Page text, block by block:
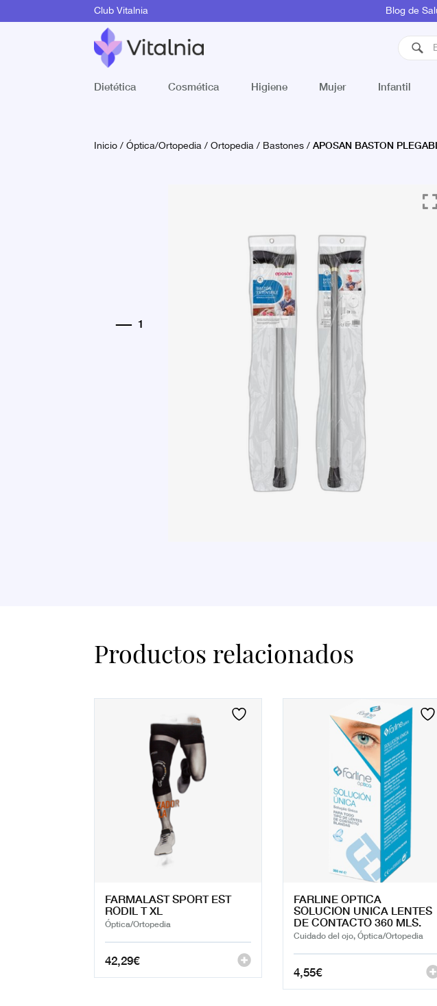
Club Vitalnia Blog de
Dietética Cosmética Higiene Mujer Infantil
Inicio/Óptica/Ortopedia/Ortopedia/ Bastones/ APOSAN BASTON
Productos relacionados
FARMALAST SPORT EST
RODIL T XL
Óptica/Ortopedia
42,29€
FARLINE OPTICA
SOLUCION UNICA LENTES
DE CONTACTO 360 MLS.
Cuidado del ojo, Óptica/Ortopedia
4,55€